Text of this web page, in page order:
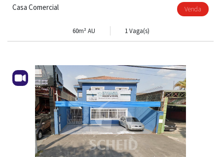
Casa Comercial Venda
60m² AU 1 Vaga(s)